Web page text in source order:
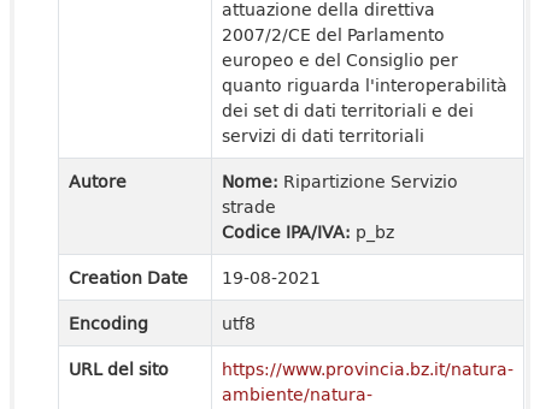
attuazione della direttiva
2007/2/CE del Parlamento
europeo e del Consiglio per
quanto riguarda l'interoperabilità
dei set di dati territoriali e dei
servizi di dati territoriali
Autore
Nome: Ripartizione Servizio
strade
Codice IPA/IVA: p_bz
Creation Date
19-08-2021
Encoding
utf8
URL del sito
https://www.provincia.bz.it/natura-
ambiente/natura-